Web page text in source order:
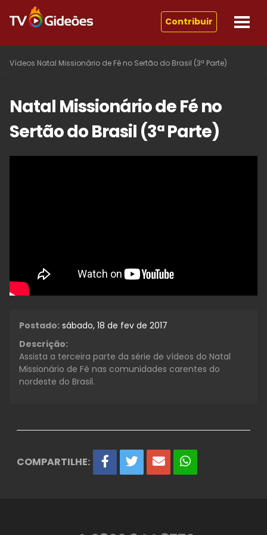
Contribuir
Vídeos Natal Missionário de Fé no Sertão do Brasil (3ª Parte)
Natal Missionário de Fé no
Sertão do Brasil (3ª Parte)
Postado: sábado, 18 de fev de 2017
Descrição:
Assista a terceira parte da série de vídeos do Natal
Missionário de Fé nas comunidades carentes do
nordeste do Brasil.
COMPARTILHE: